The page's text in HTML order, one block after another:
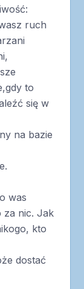
ruch
to
się w
na bazie
was
za nic. Jak
kto
dostać